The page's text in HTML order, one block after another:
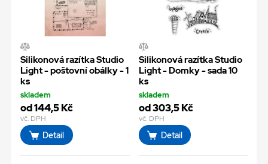
Silikonová razítka Studio
Light - poštovní obálky - 1
ks
skladem
od 144,5 Kč
vč. DPH
Detail
Silikonová razítka Studio
Light - Domky - sada 10
ks
skladem
od 303,5 Kč
vč. DPH
Detail